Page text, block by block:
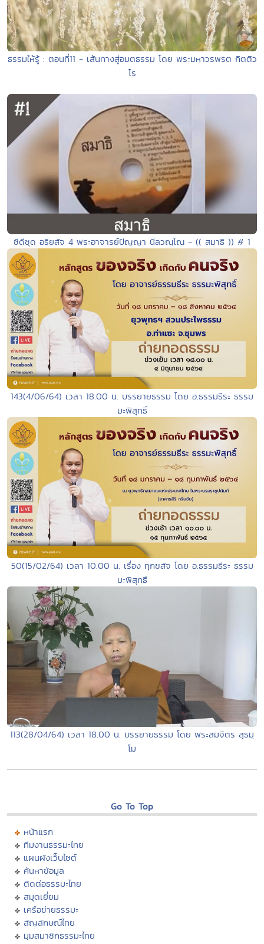
ธรรมให้รู้ : ตอนที่11 - เส้นทางสู่อมตธรรม โดย พระมหาวรพรต กิตติว
โร
ซีดีชุด อริยสัจ 4 พระอาจารย์ปัญญา นีลวณฺโณ - (( สมาธิ )) # 1
143(4/06/64) เวลา 18.00 น. บรรยายธรรม โดย อ.ธรรมธีระ ธรรม
มะพิสุทธิ์
50(15/02/64) เวลา 10.00 น. เรื่อง ทุกขสัจ โดย อ.ธรรมธีระ ธรรม
มะพิสุทธิ์
113(28/04/64) เวลา 18.00 น. บรรยายธรรม โดย พระสมจิตร สุธมฺ
โม
Go To Top
หน้าแรก
ทีมงานธรรมะไทย
แผนผังเว็บไซต์
ค้นหาข้อมูล
ติดต่อธรรมะไทย
สมุดเยี่ยม
เครือข่ายธรรมะ
สัญลักษณ์ไทย
มุมสมาชิกธรรมะไทย